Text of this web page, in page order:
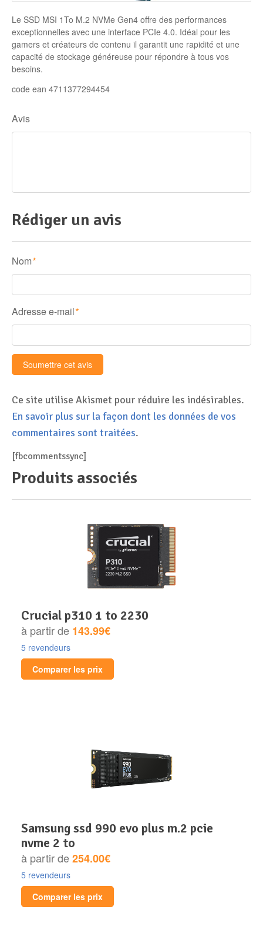
Le SSD MSI 1To M.2 NVMe Gen4 offre des performances
exceptionnelles avec une interface PCIe 4.0. Idéal pour les
gamers et créateurs de contenu il garantit une rapidité et une
capacité de stockage généreuse pour répondre à tous vos
besoins.
code ean 4711377294454
Avis
Rédiger un avis
Nom *
Adresse e-mail *
Ce site utilise Akismet pour réduire les indésirables.
En savoir plus sur la façon dont les données de vos
commentaires sont traitées.
[fbcommentssync]
Produits associés
crucial p310 1 to 2230
à partir de 143.99€
5 revendeurs
Comparer les prix
samsung ssd 990 evo plus m.2 pcie
nvme 2 to
à partir de254.00€
5 revendeurs
Comparer les prix